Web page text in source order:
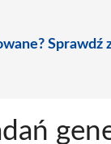
Sprawdź